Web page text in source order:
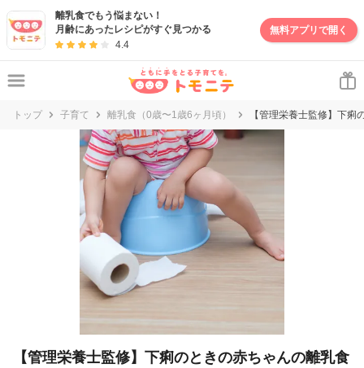
離乳食でもう悩まない！
月齢にあったレシピがすぐ見つかる
4.4
無料アプリで開く
トップ 子育て 離乳食（0歳〜1歳6ヶ月頃） 【管理栄養士監修】下
【管理栄養士監修】下痢のときの赤ちゃんの離乳食
妊娠・出産・子育て情報サイト | トモニテ